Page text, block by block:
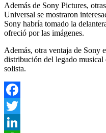
Además de Sony Pictures,
Universal se mostraron
Sony habría tomado la
ofreció por las imágenes.
Además, otra ventaja de Sony
distribución del legado musical
solista.
Facebook
Twitter